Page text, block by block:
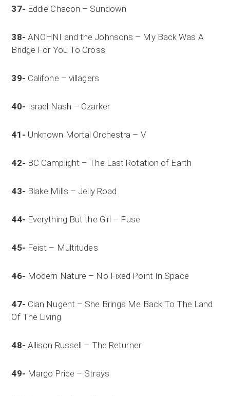
37- Eddie Chacon – Sundown
38- ANOHNI and the Johnsons – My Back Was A
Bridge For You To Cross
39- Califone – villagers
40- Israel Nash – Ozarker
41- Unknown Mortal Orchestra – V
42- BC Camplight – The Last Rotation of Earth
43- Blake Mills – Jelly Road
44- Everything But the Girl – Fuse
45- Feist – Multitudes
46- Modern Nature – No Fixed Point In Space
47- Cian Nugent – She Brings Me Back To The Land
Of The Living
48- Allison Russell – The Returner
49- Margo Price – Strays